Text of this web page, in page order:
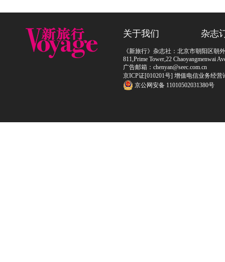
关于我们 杂志
《新旅行》杂志社：北京市朝阳区朝
811,Prime Tower,22 Chaoyangmenwai
广告邮箱：chenyan@seec.com.cn
京ICP证[010201号] 增值电信业务经
京公网安备 11010502031380号